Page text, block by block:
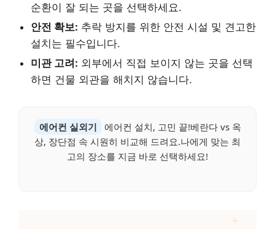
순환이 잘 되는 곳을 선택하세요.
안전 확보: 추락 방지를 위한 안전 시설 및 견고한
설치는 필수입니다.
미관 고려: 외부에서 직접 보이지 않는 곳을 선택
하면 건물 외관을 해치지 않습니다.
에어컨 실외기
에어컨 설치, 고민 끝!베란다 vs 옥
상, 장단점 속 시원히 비교해 드려요.나에게 맞는 최
고의 장소를 지금 바로 선택하세요!